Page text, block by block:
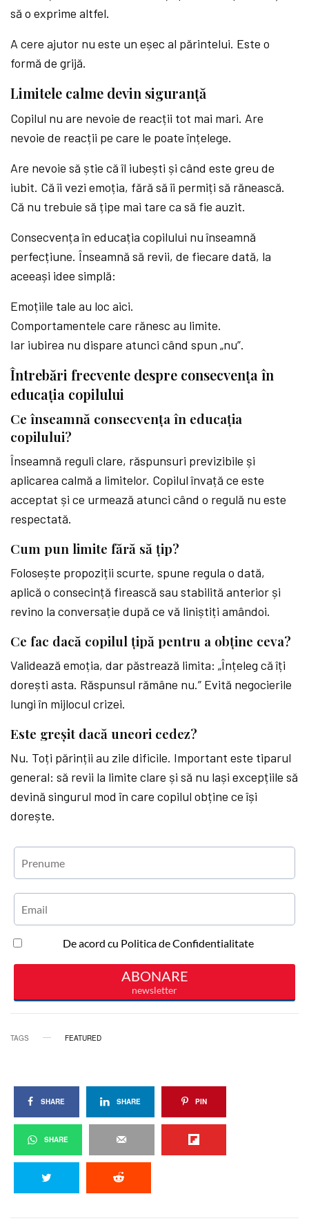
să o exprime altfel.
A cere ajutor nu este un eșec al părintelui. Este o
formă de grijă.
Limitele calme devin siguranță
Copilul nu are nevoie de reacții tot mai mari. Are
nevoie de reacții pe care le poate înțelege.
Are nevoie să știe că îl iubești și când este greu de
iubit. Că îi vezi emoția, fără să îi permiți să rănească.
Că nu trebuie să țipe mai tare ca să fie auzit.
Consecvența în educația copilului nu înseamnă
perfecțiune. Înseamnă să revii, de fiecare dată, la
aceeași idee simplă:
Emoțiile tale au loc aici.
Comportamentele care rănesc au limite.
Iar iubirea nu dispare atunci când spun „nu”.
Întrebări frecvente despre consecvența în
educația copilului
Ce înseamnă consecvența în educația
copilului?
Înseamnă reguli clare, răspunsuri previzibile și
aplicarea calmă a limitelor. Copilul învață ce este
acceptat și ce urmează atunci când o regulă nu este
respectată.
Cum pun limite fără să țip?
Folosește propoziții scurte, spune regula o dată,
aplică o consecință firească sau stabilită anterior și
revino la conversație după ce vă liniștiți amândoi.
Ce fac dacă copilul țipă pentru a obține ceva?
Validează emoția, dar păstrează limita: „Înțeleg că îți
dorești asta. Răspunsul rămâne nu.” Evită negocierile
lungi în mijlocul crizei.
Este greșit dacă uneori cedez?
Nu. Toți părinții au zile dificile. Important este tiparul
general: să revii la limite clare și să nu lași excepțiile să
devină singurul mod în care copilul obține ce își
dorește.
TAGS FEATURED
SHARE SHARE PIN
SHARE